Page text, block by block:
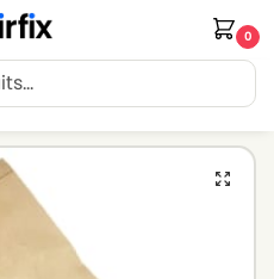
0
dès 30€ d’achat.